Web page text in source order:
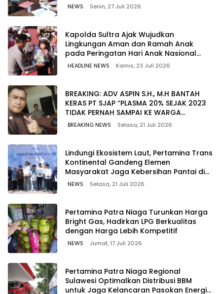
NEWS Senin, 27 Juli 2026
Kapolda Sultra Ajak Wujudkan
Lingkungan Aman dan Ramah Anak
pada Peringatan Hari Anak Nasional
2026
HEADLINE NEWS Kamis, 23 Juli 2026
BREAKING: ADV ASPIN S.H., M.H BANTAH
KERAS PT SJAP “PLASMA 20% SEJAK 2023
TIDAK PERNAH SAMPAI KE WARGA
WAWOONE!
BREAKING NEWS Selasa, 21 Juli 2026
Lindungi Ekosistem Laut, Pertamina Trans
Kontinental Gandeng Elemen
Masyarakat Jaga Kebersihan Pantai di
Bitung, Sulawesi
NEWS Selasa, 21 Juli 2026
Pertamina Patra Niaga Turunkan Harga
Bright Gas, Hadirkan LPG Berkualitas
dengan Harga Lebih Kompetitif
NEWS Jumat, 17 Juli 2026
Pertamina Patra Niaga Regional
Sulawesi Optimalkan Distribusi BBM
untuk Jaga Kelancaran Pasokan Energi